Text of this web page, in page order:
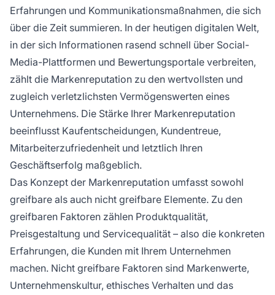
Erfahrungen und Kommunikationsmaßnahmen, die sich
über die Zeit summieren. In der heutigen digitalen Welt,
in der sich Informationen rasend schnell über Social-
Media-Plattformen und Bewertungsportale verbreiten,
zählt die Markenreputation zu den wertvollsten und
zugleich verletzlichsten Vermögenswerten eines
Unternehmens. Die Stärke Ihrer Markenreputation
beeinflusst Kaufentscheidungen, Kundentreue,
Mitarbeiterzufriedenheit und letztlich Ihren
Geschäftserfolg maßgeblich.
Das Konzept der Markenreputation umfasst sowohl
greifbare als auch nicht greifbare Elemente. Zu den
greifbaren Faktoren zählen Produktqualität,
Preisgestaltung und Servicequalität – also die konkreten
Erfahrungen, die Kunden mit Ihrem Unternehmen
machen. Nicht greifbare Faktoren sind Markenwerte,
Unternehmenskultur, ethisches Verhalten und das